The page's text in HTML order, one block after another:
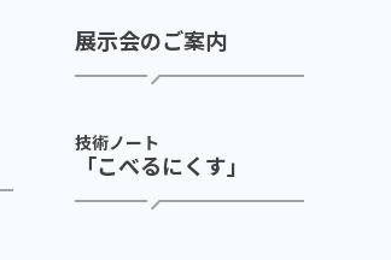
展示会のご案内
技術ノート
「こべるにくす」